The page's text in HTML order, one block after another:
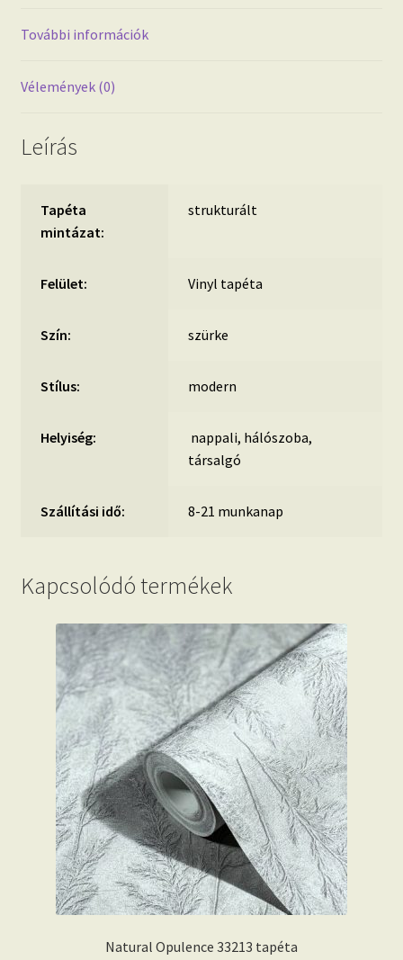
További információk
Vélemények (0)
Leírás
Tapéta
mintázat:
strukturált
Felület: Vinyl tapéta
Szín: szürke
Stílus: modern
Helyiség:
nappali, hálószoba,
társalgó
Szállítási idő: 8-21 munkanap
Kapcsolódó termékek
Natural Opulence 33213 tapéta